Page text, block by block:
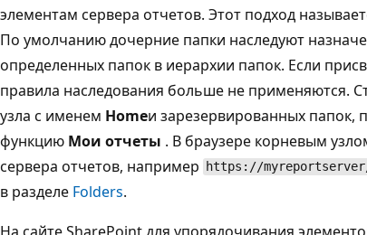
элементам сервера отчетов. Этот подход
По умолчанию дочерние папки наследуют
определенных папок в иерархии папок. Если
правила наследования больше не применяются.
узла с именем Homeи зарезервированных
функцию Мои отчеты . В браузере корневым
сервера отчетов, например
https://
в разделе Folders.
На сайте SharePoint для упорядочивания